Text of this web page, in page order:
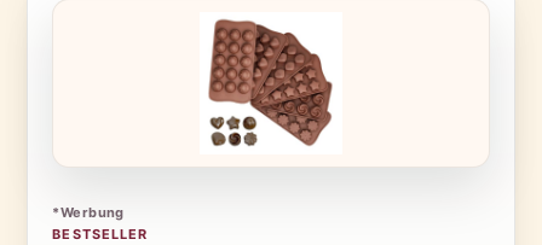
*Werbung
BESTSELLER